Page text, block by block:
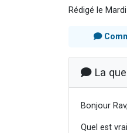
Rédigé le
La
Bonjour Rav,
Quel est